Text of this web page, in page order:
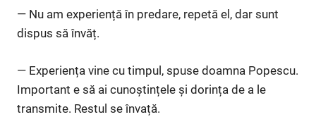
— Nu am experiență în predare, repetă el, dar sunt
dispus să învăț.
— Experiența vine cu timpul, spuse doamna Popescu.
Important e să ai cunoștințele și dorința de a le
transmite. Restul se învață.